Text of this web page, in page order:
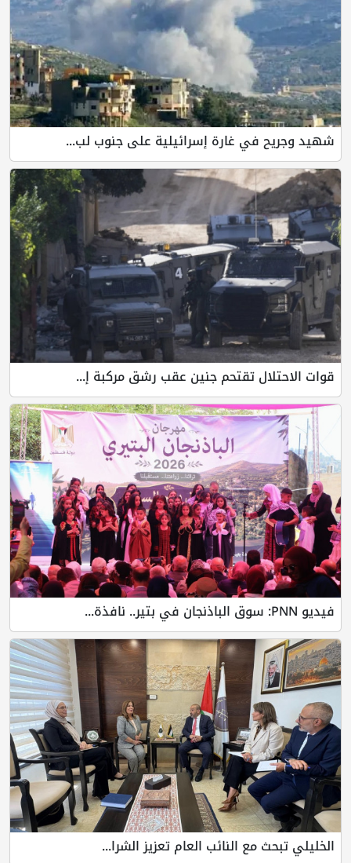
شهيد وجريح في غارة إسرائيلية على جنوب لب...
قوات الاحتلال تقتحم جنين عقب رشق مركبة إ...
فيديو PNN: سوق الباذنجان في بتير.. نافذة...
الخليلي تبحث مع النائب العام تعزيز الشرا...